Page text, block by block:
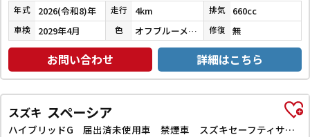
年式 2026(令和8)年 走行 4km 排気 660cc
車検 2029年4月 色 オフブルーメタリック 修復 無
お問い合わせ 詳細はこちら
スズキ スペーシア
ハイブリッドG 届出済未使用車 禁煙車 スズキセーフティサポート LEDヘッドライト スマートキー プッシュスタート アイドリングストップ 両側スライドドア ステアリングスイッチ 電動格納ミラー オートエアコン